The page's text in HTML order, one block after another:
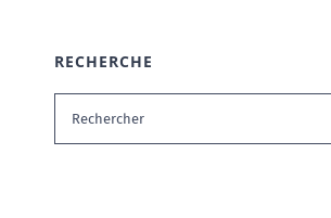
RECHERCHE
Rechercher: